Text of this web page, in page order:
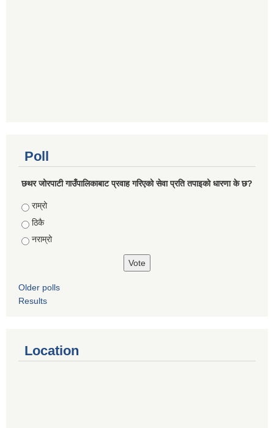
Poll
छथर जोरपाटी गाउँपालिकाबाट प्रवाह गरिएको सेवा प्रति तपाइको धारणा के छ?
Choices
राम्रो
ठिकै
नराम्रो
Older polls
Results
Location